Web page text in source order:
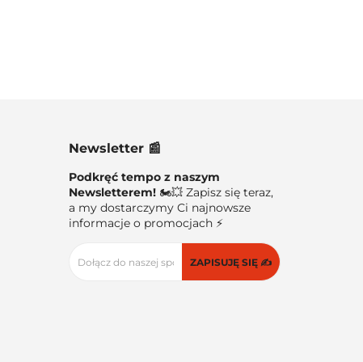
Newsletter 📰
Podkręć tempo z naszym
Newsletterem!🏍️💥 Zapisz się teraz,
a my dostarczymy Ci najnowsze
informacje o promocjach ⚡